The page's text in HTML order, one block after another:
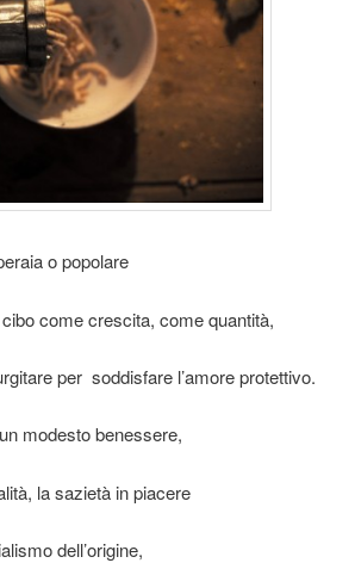
o popolare
come crescita, come quantità,
per soddisfare l’amore protettivo.
modesto benessere,
la sazietà in piacere
dell’origine,